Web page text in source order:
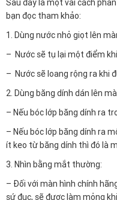
Sau đây là một vài cách
bạn đọc tham khảo:
1. Dùng nước nhỏ giọt lên
– Nước sẽ tụ lại một điểm
– Nước sẽ loang rộng ra khi
2. Dùng băng dính dán lên
– Nếu bóc lớp băng dính ra
– Nếu bóc lớp băng dính ra
ít keo từ băng dính thì đó là
3. Nhìn bằng mắt thường:
– Đối với màn hình chính
sứ đục, sẽ được làm mỏng